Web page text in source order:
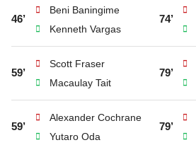
46’
Beni Baningime
Kenneth Vargas
74’
59’
Scott Fraser
Macaulay Tait
79’
59’
Alexander Cochrane
Yutaro Oda
79’